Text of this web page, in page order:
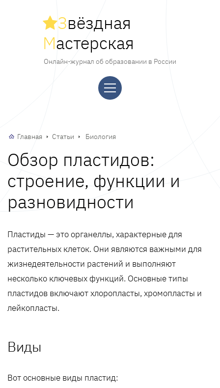
Звёздная
Мастерская
Онлайн-журнал об образовании в России
Главная Статьи Биология
Обзор пластидов:
строение, функции и
разновидности
Пластиды — это органеллы, характерные для
растительных клеток. Они являются важными для
жизнедеятельности растений и выполняют
несколько ключевых функций. Основные типы
пластидов включают хлоропласты, хромопласты и
лейкопласты.
Виды
Вот основные виды пластид: